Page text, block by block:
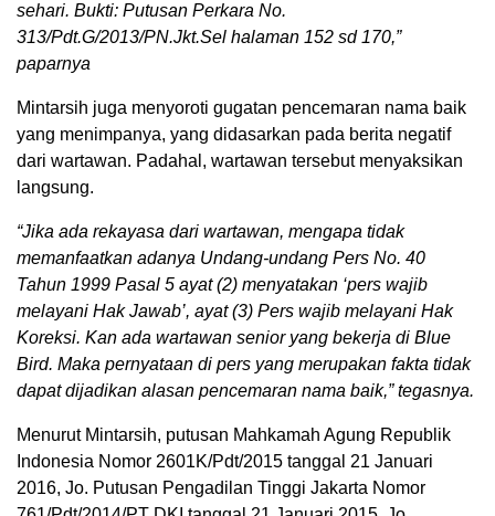
sehari. Bukti: Putusan Perkara No.
313/Pdt.G/2013/PN.Jkt.Sel halaman 152 sd 170,”
paparnya
Mintarsih juga menyoroti gugatan pencemaran nama baik
yang menimpanya, yang didasarkan pada berita negatif
dari wartawan. Padahal, wartawan tersebut menyaksikan
langsung.
“Jika ada rekayasa dari wartawan, mengapa tidak
memanfaatkan adanya Undang-undang Pers No. 40
Tahun 1999 Pasal 5 ayat (2) menyatakan ‘pers wajib
melayani Hak Jawab’, ayat (3) Pers wajib melayani Hak
Koreksi. Kan ada wartawan senior yang bekerja di Blue
Bird. Maka pernyataan di pers yang merupakan fakta tidak
dapat dijadikan alasan pencemaran nama baik,” tegasnya.
Menurut Mintarsih, putusan Mahkamah Agung Republik
Indonesia Nomor 2601K/Pdt/2015 tanggal 21 Januari
2016, Jo. Putusan Pengadilan Tinggi Jakarta Nomor